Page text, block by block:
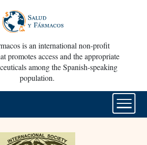
is an international non-profit
promotes access and the appropriate
among the Spanish-speaking
population.